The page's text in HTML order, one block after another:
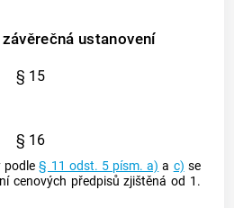
ustanovení
§ 15
§ 16
podle§ 11 odst. 5 písm. a) a c) se
cenových předpisů zjištěná od 1.